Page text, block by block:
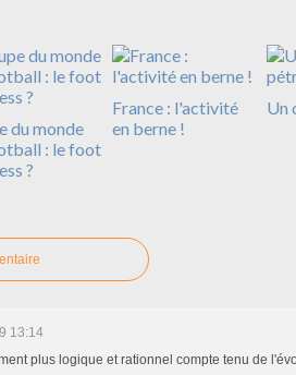
du monde
: le foot
?
France : l'activité
en berne !
Un
13:14
plus logique et rationnel compte tenu de